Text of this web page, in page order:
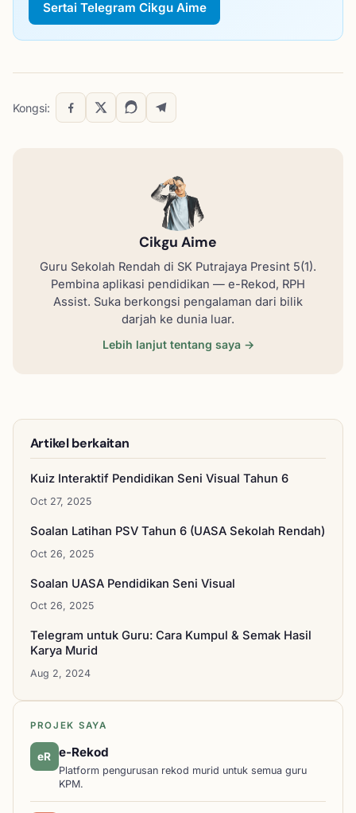
Sertai Telegram Cikgu Aime
Kongsi:
Cikgu Aime
Guru Sekolah Rendah di SK Putrajaya Presint 5(1).
Pembina aplikasi pendidikan — e-Rekod, RPH
Assist. Suka berkongsi pengalaman dari bilik
darjah ke dunia luar.
Lebih lanjut tentang saya →
Artikel berkaitan
Kuiz Interaktif Pendidikan Seni Visual Tahun 6
Oct 27, 2025
Soalan Latihan PSV Tahun 6 (UASA Sekolah Rendah)
Oct 26, 2025
Soalan UASA Pendidikan Seni Visual
Oct 26, 2025
Telegram untuk Guru: Cara Kumpul & Semak Hasil
Karya Murid
Aug 2, 2024
PROJEK SAYA
eR e-Rekod
Platform pengurusan rekod murid untuk semua guru
KPM.